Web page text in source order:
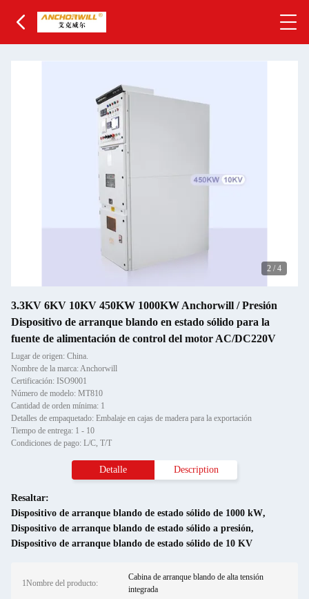
2 / 4
3.3KV 6KV 10KV 450KW 1000KW Anchorwill / Presión
Dispositivo de arranque blando en estado sólido para la
fuente de alimentación de control del motor AC/DC220V
Lugar de origen: China.
Nombre de la marca: Anchorwill
Certificación: ISO9001
Número de modelo: MT810
Cantidad de orden mínima: 1
Detalles de empaquetado: Embalaje en cajas de madera para la exportación
Tiempo de entrega: 1 - 10
Condiciones de pago: L/C, T/T
Detalle Description
Resaltar:
Dispositivo de arranque blando de estado sólido de 1000 kW,
Dispositivo de arranque blando de estado sólido a presión,
Dispositivo de arranque blando de estado sólido de 10 KV
1Nombre del producto:
Cabina de arranque blando de alta tensión
integrada